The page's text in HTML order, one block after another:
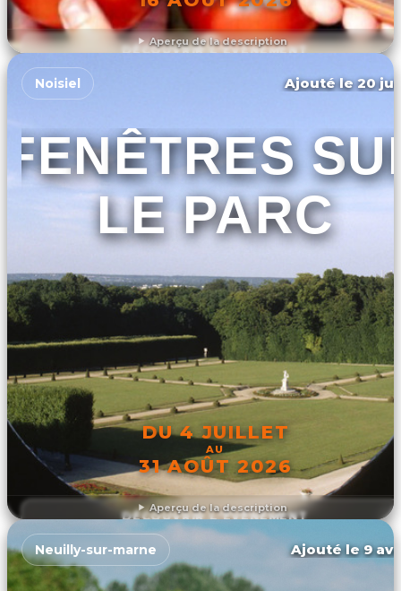
Aperçu de la description
DÉCOUVRIR L'ÉVÉNEMENT
Aperçu de la description
Noisiel Ajouté le 20
FENÊTRES
LE PARC
DU 4 JUILLET
AU
31 AOÛT 2026
DÉCOUVRIR L'ÉVÉNEMENT
Neuilly-sur-marne Ajouté le 9